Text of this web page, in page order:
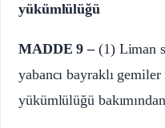
yükümlülüğü
MADDE 9 –(1) Liman
yabancı bayraklı
yükümlülüğü